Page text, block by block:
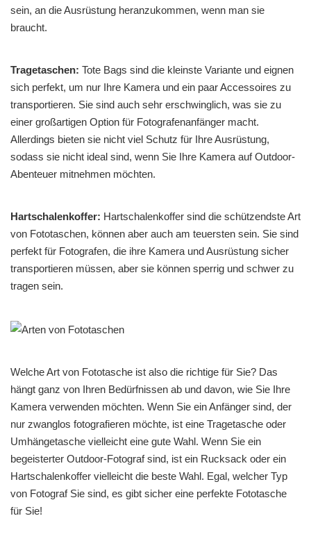
sein, an die Ausrüstung heranzukommen, wenn man sie
braucht.
Tragetaschen: Tote Bags sind die kleinste Variante und eignen
sich perfekt, um nur Ihre Kamera und ein paar Accessoires zu
transportieren. Sie sind auch sehr erschwinglich, was sie zu
einer großartigen Option für Fotografenanfänger macht.
Allerdings bieten sie nicht viel Schutz für Ihre Ausrüstung,
sodass sie nicht ideal sind, wenn Sie Ihre Kamera auf Outdoor-
Abenteuer mitnehmen möchten.
Hartschalenkoffer: Hartschalenkoffer sind die schützendste Art
von Fototaschen, können aber auch am teuersten sein. Sie sind
perfekt für Fotografen, die ihre Kamera und Ausrüstung sicher
transportieren müssen, aber sie können sperrig und schwer zu
tragen sein.
Welche Art von Fototasche ist also die richtige für Sie? Das
hängt ganz von Ihren Bedürfnissen ab und davon, wie Sie Ihre
Kamera verwenden möchten. Wenn Sie ein Anfänger sind, der
nur zwanglos fotografieren möchte, ist eine Tragetasche oder
Umhängetasche vielleicht eine gute Wahl. Wenn Sie ein
begeisterter Outdoor-Fotograf sind, ist ein Rucksack oder ein
Hartschalenkoffer vielleicht die beste Wahl. Egal, welcher Typ
von Fotograf Sie sind, es gibt sicher eine perfekte Fototasche
für Sie!